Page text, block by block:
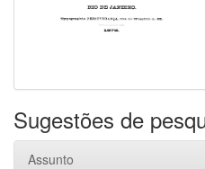
Sugestões de
Assunto